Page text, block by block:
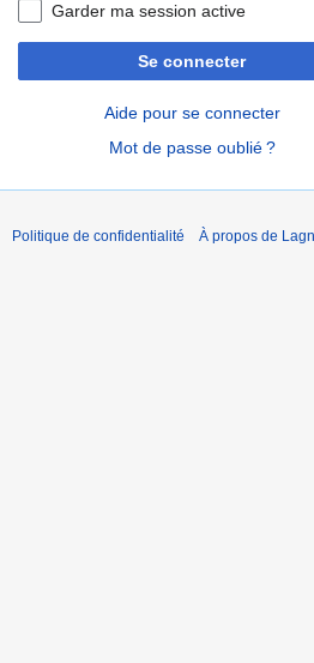
Garder ma session active
Se connecter
Aide pour se connecter
Mot de passe oublié ?
Politique de confidentialité À propos de